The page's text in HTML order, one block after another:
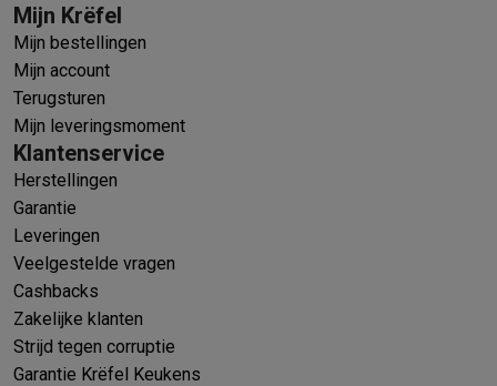
Mijn Krëfel
Mijn bestellingen
Mijn account
Terugsturen
Mijn leveringsmoment
Klantenservice
Herstellingen
Garantie
Leveringen
Veelgestelde vragen
Cashbacks
Zakelijke klanten
Strijd tegen corruptie
Garantie Krëfel Keukens